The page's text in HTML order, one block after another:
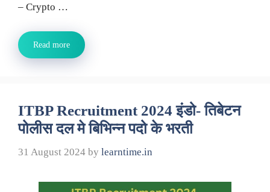
– Crypto …
Read more
ITBP Recruitment 2024 इंडो- तिबेटन
पोलीस दल मे बिभिन्न पदो के भरती
31 August 2024 by learntime.in